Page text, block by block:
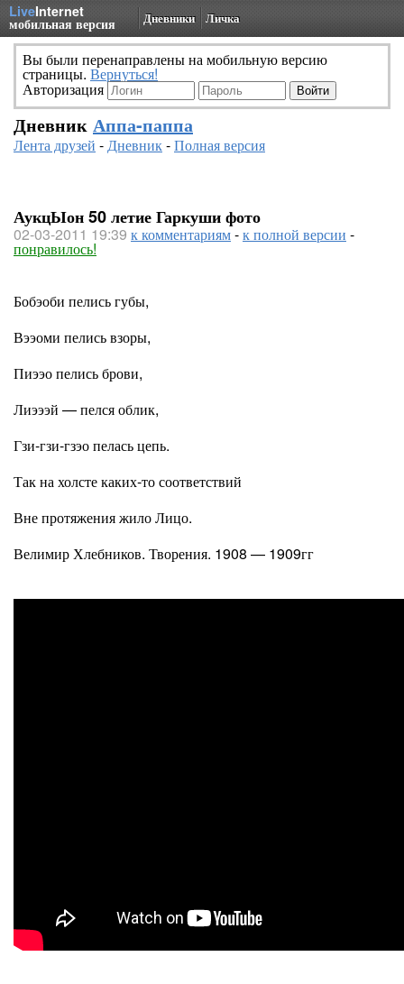
LiveInternet
мобильная версия Дневники Личка
Вы были перенаправлены на мобильную версию
страницы. Вернуться!
Авторизация
Дневник Аппа-паппа
Лента друзей -Дневник-Полная версия
АукцЫон 50 летие Гаркуши фото
02-03-2011 19:39 к комментариям-к полной версии -
понравилось!
Бобэоби пелись губы,
Вээоми пелись взоры,
Пиээо пелись брови,
Лиэээй — пелся облик,
Гзи-гзи-гзэо пелась цепь.
Так на холсте каких-то соответствий
Вне протяжения жило Лицо.
Велимир Хлебников. Творения. 1908 — 1909гг